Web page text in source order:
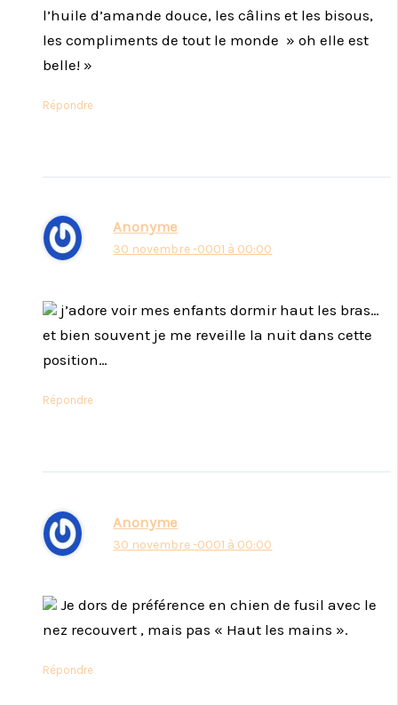
l’huile d’amande douce, les câlins et les bisous,
les compliments de tout le monde » oh elle est
belle! »
Répondre
Anonyme
30 novembre -0001 à 00:00
j’adore voir mes enfants dormir haut les bras…
et bien souvent je me reveille la nuit dans cette
position…
Répondre
Anonyme
30 novembre -0001 à 00:00
Je dors de préférence en chien de fusil avec le
nez recouvert , mais pas « Haut les mains ».
Répondre